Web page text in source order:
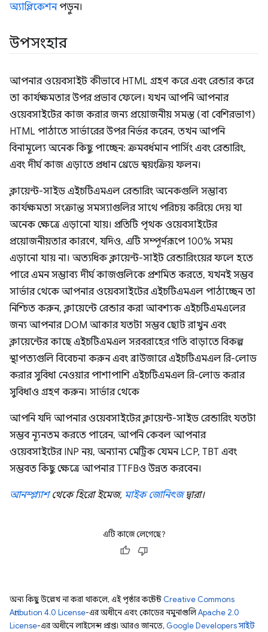
অ্যাপ্লিকেশনপড়ুন।
উপসংহার
আপনার ওয়েবসাইট কীভাবে HTML গ্রহণ করে এবং রেন্ডার করে
তা কার্যক্ষমতার উপর প্রভাব ফেলে। যখন আপনি আপনার
ওয়েবসাইটের কাজ করার জন্য প্রয়োজনীয় সমস্ত (বা বেশিরভাগ)
HTML পাঠাতে সার্ভারের উপর নির্ভর করেন, তখন আপনি
বিনামূল্যে অনেক কিছু পাচ্ছেন: ক্রমবর্ধমান পার্সিং এবং রেন্ডারিং,
এবং দীর্ঘ কাজ এড়াতে প্রধান থ্রেডে স্বয়ংক্রিয় ফলন।
ক্লায়েন্ট-সাইড এইচটিএমএল রেন্ডারিং অনেকগুলি সম্ভাব্য
কার্যক্ষমতা সংক্রান্ত সমস্যাগুলির সাথে পরিচয় করিয়ে দেয় যা
অনেক ক্ষেত্রে এড়ানো যায়। প্রতিটি পৃথক ওয়েবসাইটের
প্রয়োজনীয়তার কারণে, যদিও, এটি সম্পূর্ণরূপে 100% সময়
এড়ানো যায় না। অত্যধিক ক্লায়েন্ট-সাইট রেন্ডারিংয়ের ফলে হতে
পারে এমন সম্ভাব্য দীর্ঘ কাজগুলিকে প্রশমিত করতে, যখনই সম্ভব
সার্ভার থেকে আপনার ওয়েবসাইটের এইচটিএমএল পাঠাচ্ছেন তা
নিশ্চিত করুন, ক্লায়েন্টে রেন্ডার করা আবশ্যক এইচটিএমএলের
জন্য আপনার DOM আকার যতটা সম্ভব ছোট রাখুন এবং
ক্লায়েন্টের কাছে এইচটিএমএল সরবরাহের গতি বাড়াতে বিকল্প
স্থাপত্যগুলি বিবেচনা করুন এবং ব্রাউজারে এইচটিএমএল রি-লোড
করার সুবিধা নেওয়ার পাশাপাশি এইচটিএমএল রি-লোড করার
সুবিধাও গ্রহণ করুন। সার্ভার থেকে
আপনি যদি আপনার ওয়েবসাইটের ক্লায়েন্ট-সাইড রেন্ডারিং যতটা
সম্ভব ন্যূনতম করতে পারেন, আপনি কেবল আপনার
ওয়েবসাইটের INP নয়, অন্যান্য মেট্রিক যেমন LCP, TBT এবং
সম্ভবত কিছু ক্ষেত্রে আপনার TTFBও উন্নত করবেন।
আনস্প্ল্যাশথেকে হিরো ইমেজ, মাইক জোনিৎজদ্বারা।
এটি কাজে লেগেছে?
অন্য কিছু উল্লেখ না করা থাকলে, এই পৃষ্ঠার কন্টেন্ট Creative Commons
Attribution 4.0 License-এর অধীনে এবং কোডের নমুনাগুলিApache 2.0
License-এর অধীনে লাইসেন্স প্রাপ্ত। আরও জানতে, Google Developers সাইট